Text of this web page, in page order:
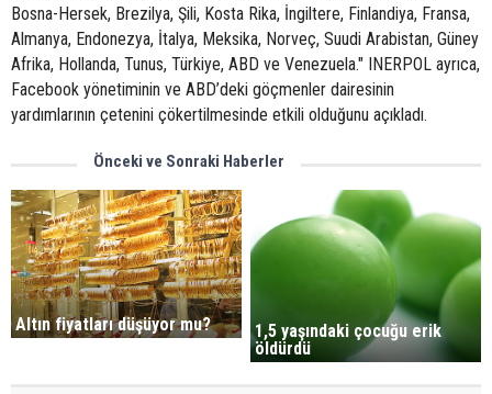
Bosna-Hersek, Brezilya, Şili, Kosta Rika, İngiltere, Finlandiya, Fransa,
Almanya, Endonezya, İtalya, Meksika, Norveç, Suudi Arabistan, Güney
Afrika, Hollanda, Tunus, Türkiye, ABD ve Venezuela." INERPOL ayrıca,
Facebook yönetiminin ve ABD’deki göçmenler dairesinin
yardımlarının çetenini çökertilmesinde etkili olduğunu açıkladı.
Önceki ve Sonraki Haberler
Altın fiyatları düşüyor mu?
1,5 yaşındaki çocuğu erik
öldürdü